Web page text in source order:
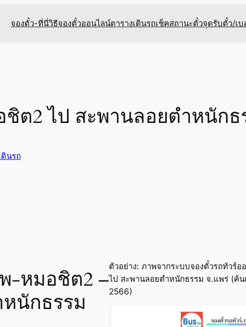
จองตั๋ว-ที่นี่วิธีจองตั๋วออนไลน์ตารางเดินรถเช็คสถานะตั๋วจุดรับตั๋ว/เบ
ชิต2 ไป สะพานลอยตำหนัก
ดินรถ
-หมอชิต2 –
นักธรรม
ตัวอย่าง: ภาพจากระบบจองตั๋วรถทัวร์
ไป สะพานลอยตำหนักธรรม จ.แพร่ (ค้
2566)